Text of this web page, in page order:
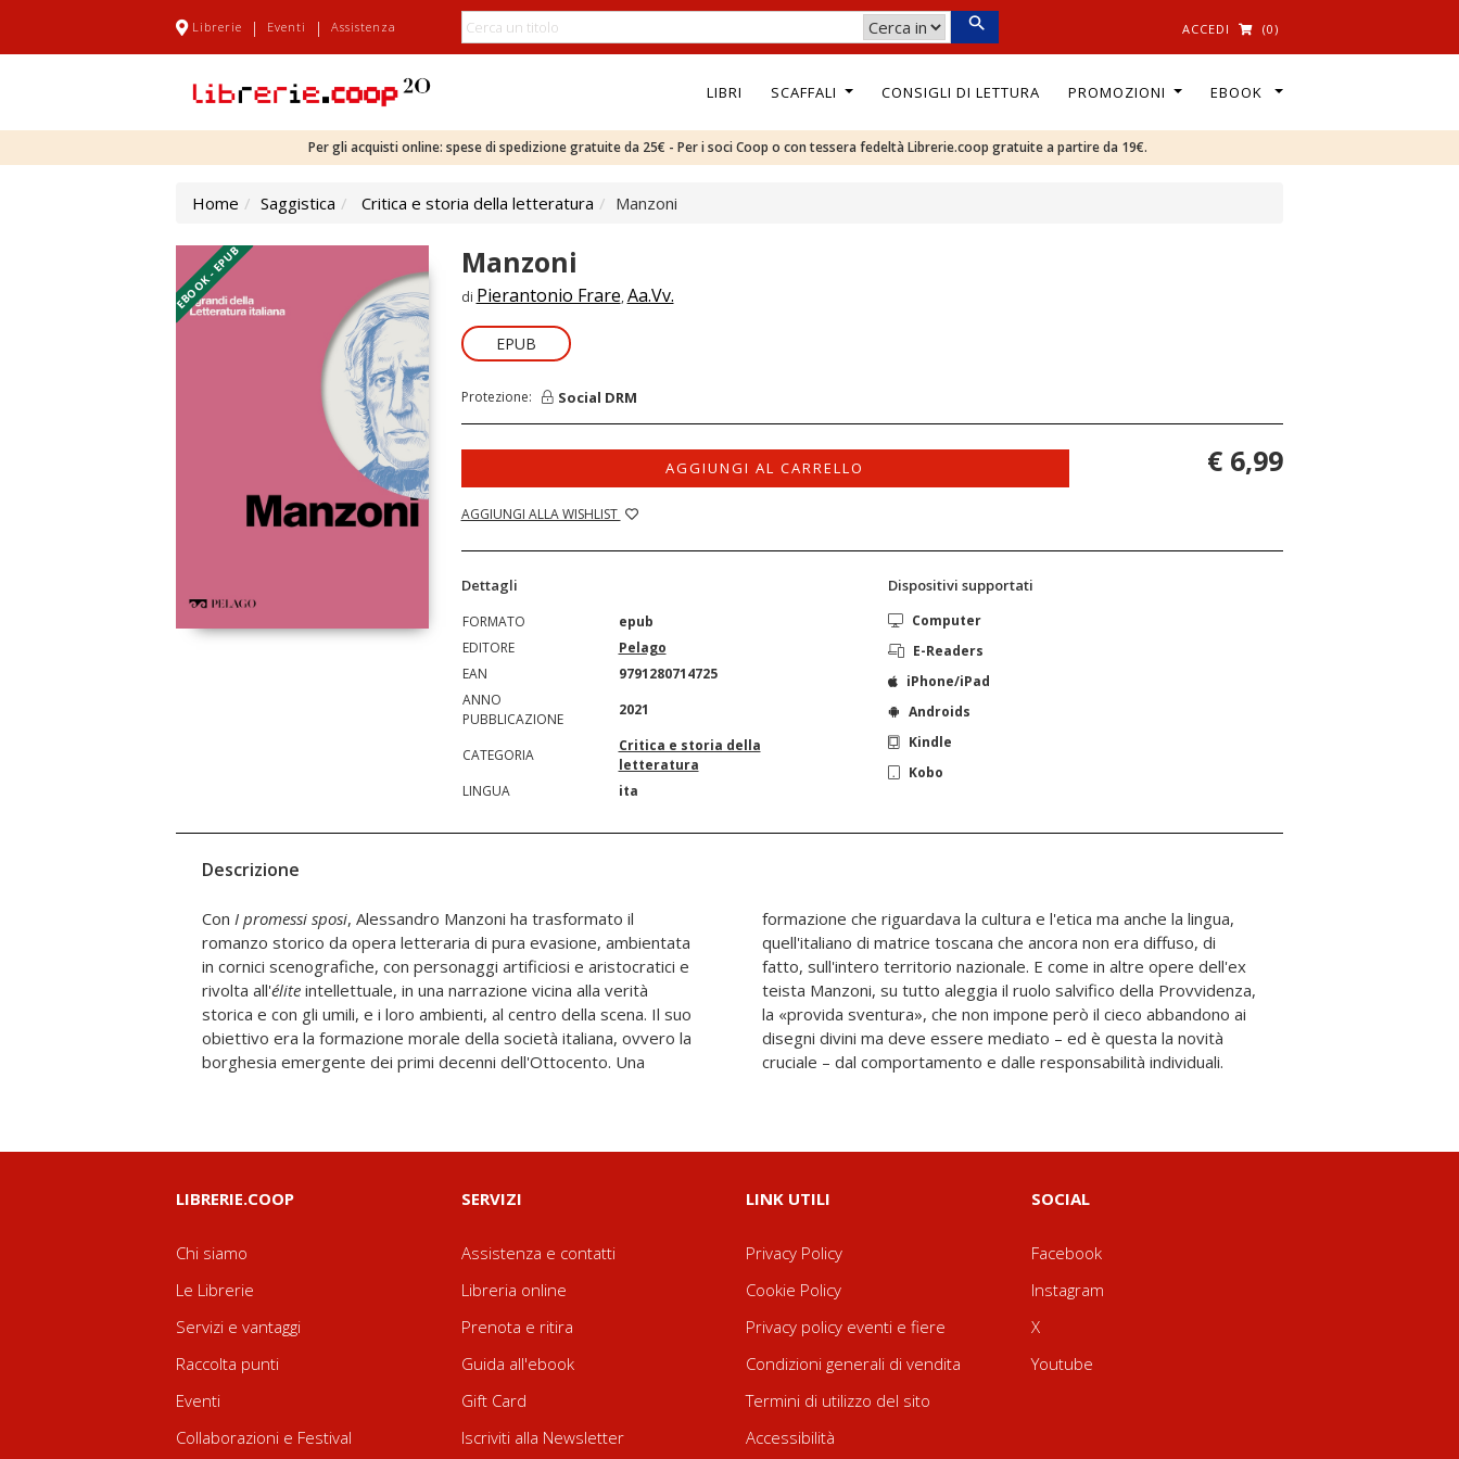
Librerie | Eventi | Assistenza ACCEDI (0)
LIBRI SCAFFALI CONSIGLI DI LETTURA PROMOZIONI EBOOK
Per gli acquisti online: spese di spedizione gratuite da 25€ - Per i soci Coop o con tessera fedeltà Librerie.coop gratuite a partire da 19€.
Home Saggistica Critica e storia della letteratura Manzoni
EBOOK - EPUB Manzoni
di Pierantonio Frare, Aa.Vv.
EPUB
Protezione: Social DRM
AGGIUNGI AL CARRELLO
AGGIUNGI ALLA WISHLIST
€ 6,99
Dettagli
FORMATO
epub
EDITORE
Pelago
EAN
9791280714725
ANNO
PUBBLICAZIONE
2021
CATEGORIA
Critica e storia della
letteratura
LINGUA
ita
Dispositivi supportati
Computer
E-Readers
iPhone/iPad
Androids
Kindle
Kobo
Descrizione
Con I promessi sposi, Alessandro Manzoni ha trasformato il
romanzo storico da opera letteraria di pura evasione, ambientata
in cornici scenografiche, con personaggi artificiosi e aristocratici e
rivolta all'élite intellettuale, in una narrazione vicina alla verità
storica e con gli umili, e i loro ambienti, al centro della scena. Il suo
obiettivo era la formazione morale della società italiana, ovvero la
borghesia emergente dei primi decenni dell'Ottocento. Una
formazione che riguardava la cultura e l'etica ma anche la lingua,
quell'italiano di matrice toscana che ancora non era diffuso, di
fatto, sull'intero territorio nazionale. E come in altre opere dell'ex
teista Manzoni, su tutto aleggia il ruolo salvifico della Provvidenza,
la «provida sventura», che non impone però il cieco abbandono ai
disegni divini ma deve essere mediato – ed è questa la novità
cruciale – dal comportamento e dalle responsabilità individuali.
LIBRERIE.COOP
Chi siamo
Le Librerie
Servizi e vantaggi
Raccolta punti
Eventi
Collaborazioni e Festival
SERVIZI
Assistenza e contatti
Libreria online
Prenota e ritira
Guida all'ebook
Gift Card
Iscriviti alla Newsletter
LINK UTILI
Privacy Policy
Cookie Policy
Privacy policy eventi e fiere
Condizioni generali di vendita
Termini di utilizzo del sito
Accessibilità
SOCIAL
Facebook
Instagram
X
Youtube